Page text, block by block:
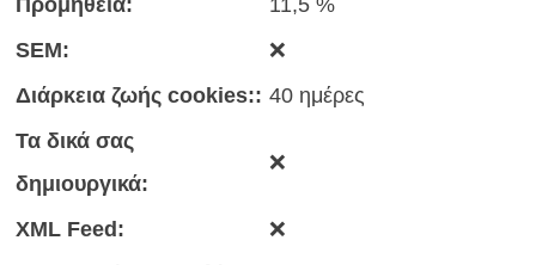
SEM:
❌
Διάρκεια ζωής cookies:: 40 ημέρες
Τα δικά σας
δημιουργικά:
❌
XML Feed:
❌